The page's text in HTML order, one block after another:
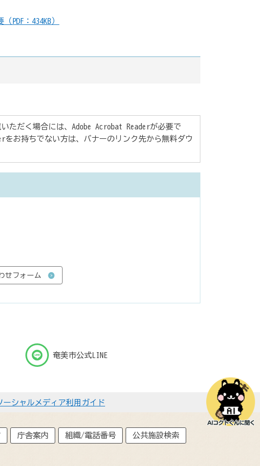
PDF：434KB）
いただく場合には、Adobe Acrobat Readerが必要で
をお持ちでない方は、バナーのリンク先から無料ダウ
奄美市公式LINE
ーシャルメディア利用ガイド
庁舎案内 組織/電話番号 公共施設検索